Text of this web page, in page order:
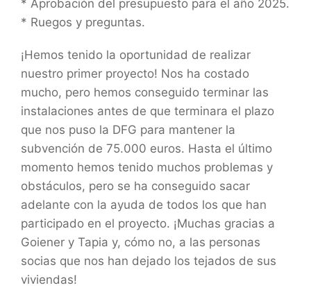
* Aprobación del presupuesto para el año 2025.
* Ruegos y preguntas.
¡Hemos tenido la oportunidad de realizar
nuestro primer proyecto! Nos ha costado
mucho, pero hemos conseguido terminar las
instalaciones antes de que terminara el plazo
que nos puso la DFG para mantener la
subvención de 75.000 euros. Hasta el último
momento hemos tenido muchos problemas y
obstáculos, pero se ha conseguido sacar
adelante con la ayuda de todos los que han
participado en el proyecto. ¡Muchas gracias a
Goiener y Tapia y, cómo no, a las personas
socias que nos han dejado los tejados de sus
viviendas!